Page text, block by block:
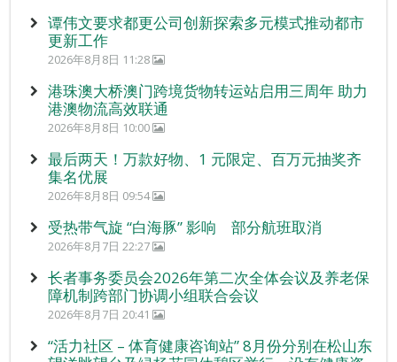
谭伟文要求都更公司创新探索多元模式推动都市
更新工作
2026年8月8日 11:28
港珠澳大桥澳门跨境货物转运站启用三周年 助力
港澳物流高效联通
2026年8月8日 10:00
最后两天！万款好物、1 元限定、百万元抽奖齐
集名优展
2026年8月8日 09:54
受热带气旋 “白海豚” 影响 部分航班取消
2026年8月7日 22:27
长者事务委员会2026年第二次全体会议及养老保
障机制跨部门协调小组联合会议
2026年8月7日 20:41
“活力社区 – 体育健康咨询站” 8月份分别在松山东